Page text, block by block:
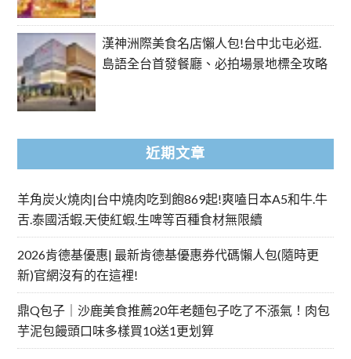
漢神洲際美食名店懶人包!台中北屯必逛.
島語全台首發餐廳、必拍場景地標全攻略
近期文章
羊角炭火燒肉|台中燒肉吃到飽869起!爽嗑日本A5和牛.牛
舌.泰國活蝦.天使紅蝦.生啤等百種食材無限續
2026肯德基優惠| 最新肯德基優惠券代碼懶人包(隨時更
新)官網沒有的在這裡!
鼎Q包子｜沙鹿美食推薦20年老麵包子吃了不漲氣！肉包
芋泥包饅頭口味多樣買10送1更划算